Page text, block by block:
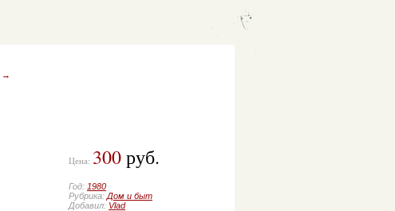
→
Цена: 300руб.
Год: 1980
Рубрика: Дом и быт
Добавил: Vlad